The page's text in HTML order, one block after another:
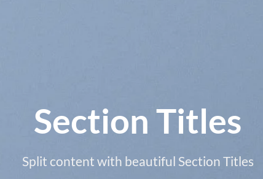
Section Titles
Split content with beautiful Section Titles